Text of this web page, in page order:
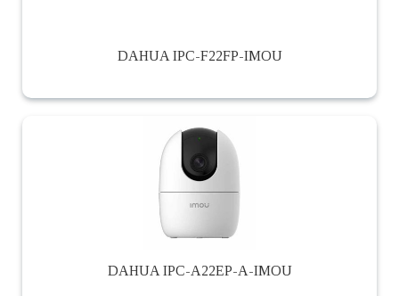
DAHUA IPC-F22FP-IMOU
DAHUA IPC-A22EP-A-IMOU